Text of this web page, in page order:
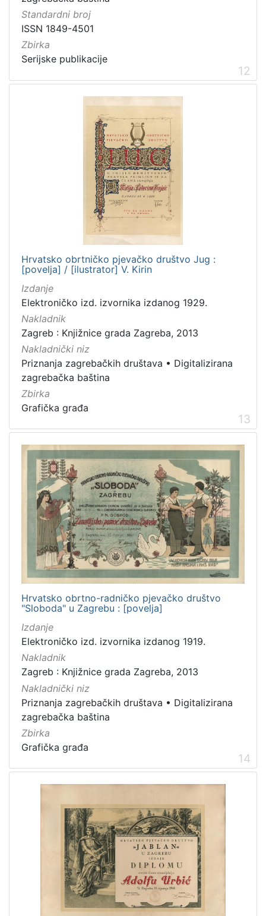
Standardni broj
ISSN 1849-4501
Zbirka
Serijske publikacije
12
Hrvatsko obrtničko pjevačko društvo Jug :
[povelja] / [ilustrator] V. Kirin
Izdanje
Elektroničko izd. izvornika izdanog 1929.
Nakladnik
Zagreb : Knjižnice grada Zagreba, 2013
Nakladnički niz
Priznanja zagrebačkih društava • Digitalizirana
zagrebačka baština
Zbirka
Grafička građa
13
Hrvatsko obrtno-radničko pjevačko društvo
"Sloboda" u Zagrebu : [povelja]
Izdanje
Elektroničko izd. izvornika izdanog 1919.
Nakladnik
Zagreb : Knjižnice grada Zagreba, 2013
Nakladnički niz
Priznanja zagrebačkih društava • Digitalizirana
zagrebačka baština
Zbirka
Grafička građa
14